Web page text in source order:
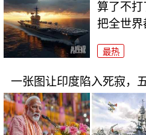
算了不打
把全世界
最热
一张图让印度陷入死寂，